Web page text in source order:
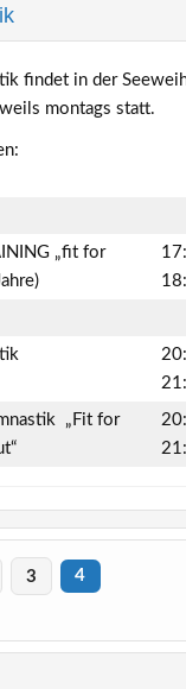
findet in der
montags statt.
„fit for
„Fit for
3 4